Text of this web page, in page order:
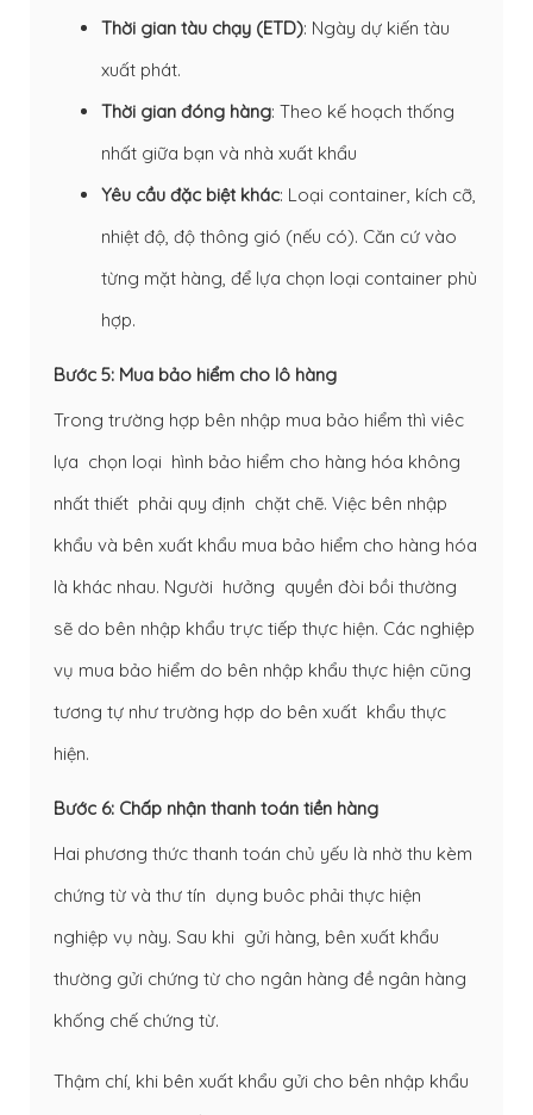
Thời gian tàu chạy (ETD): Ngày dự kiến tàu
xuất phát.
Thời gian đóng hàng: Theo kế hoạch thống
nhất giữa bạn và nhà xuất khẩu
Yêu cầu đặc biệt khác: Loại container, kích cỡ,
nhiệt độ, độ thông gió (nếu có). Căn cứ vào
từng mặt hàng, để lựa chọn loại container phù
hợp.
Bước 5: Mua bảo hiểm cho lô hàng
Trong trường hợp bên nhập mua bảo hiểm thì viêc
lựa chọn loại hình bảo hiểm cho hàng hóa không
nhất thiết phải quy định chặt chẽ. Việc bên nhập
khẩu và bên xuất khẩu mua bảo hiểm cho hàng hóa
là khác nhau. Người hưởng quyền đòi bồi thường
sẽ do bên nhập khẩu trực tiếp thực hiện. Các nghiệp
vụ mua bảo hiểm do bên nhập khẩu thực hiện cũng
tương tự như trường hợp do bên xuất khẩu thực
hiện.
Bước 6: Chấp nhận thanh toán tiền hàng
Hai phương thức thanh toán chủ yếu là nhờ thu kèm
chứng từ và thư tín dụng buôc phải thực hiện
nghiệp vụ này. Sau khi gửi hàng, bên xuất khẩu
thường gửi chứng từ cho ngân hàng đề ngân hàng
khống chế chứng từ.
Thậm chí, khi bên xuất khẩu gửi cho bên nhập khẩu